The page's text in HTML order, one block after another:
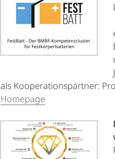
als Kooperationspartner:
Homepage